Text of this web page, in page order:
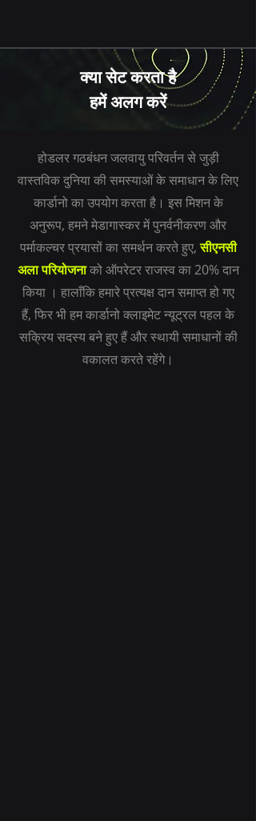
क्या सेट करता है
हमें अलग करें
होडलर गठबंधन जलवायु परिवर्तन से जुड़ी
वास्तविक दुनिया की समस्याओं के समाधान के लिए
कार्डानो का उपयोग करता है। इस मिशन के
अनुरूप, हमनेमेडागास्कर में पुनर्वनीकरण और
पर्माकल्चर प्रयासों का समर्थन करते हुए,सीएनसी
अला परियोजनाको ऑपरेटर राजस्व का 20% दान
किया । हालाँकि हमारे प्रत्यक्ष दान समाप्त हो गए
हैं, फिर भी हम कार्डानो क्लाइमेट न्यूट्रल पहल के
सक्रिय सदस्य बने हुए हैं और स्थायी समाधानों की
वकालत करते रहेंगे।